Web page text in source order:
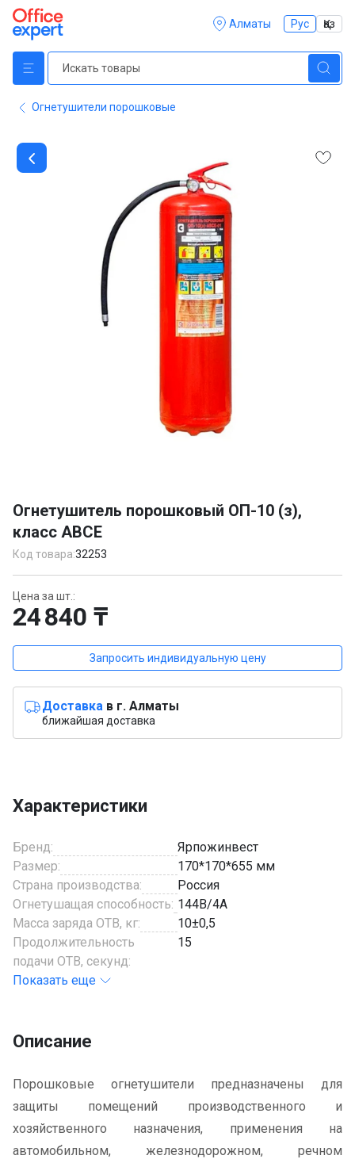
Алматы Рус Қаз
Огнетушители порошковые
of
1
Огнетушитель порошковый ОП-10 (з),
класс АВСЕ
Код товара:32253
Цена за шт.:
24 840 ₸
Запросить индивидуальную цену
Доставка в г. Алматы
ближайшая доставка
Характеристики
Бренд:
Ярпожинвест
Размер:
170*170*655 мм
Страна производства:
Россия
Огнетушащая способность: 144В/4А
Масса заряда ОТВ, кг:
10±0,5
Продолжительность
подачи ОТВ, секунд:
15
Показать еще
Описание
Порошковые огнетушители предназначены для
защиты помещений производственного и
хозяйственного назначения, применения на
автомобильном, железнодорожном, речном